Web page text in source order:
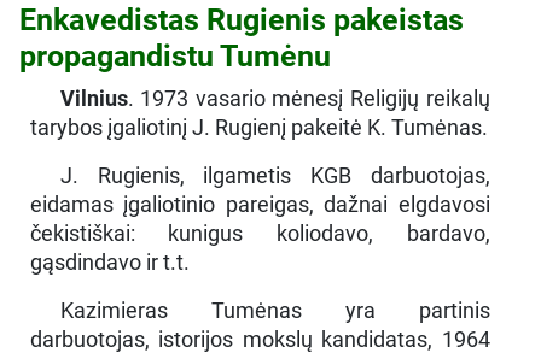
Enkavedistas Rugienis pakeistas
propagandistu Tumėnu
Vilnius. 1973 vasario mėnesį Religijų reikalų
tarybos įgaliotinį J. Rugienį pakeitė K. Tumėnas.
J. Rugienis, ilgametis KGB darbuotojas,
eidamas įgaliotinio pareigas, dažnai elgdavosi
čekistiškai: kunigus koliodavo, bardavo,
gąsdindavo ir t.t.
Kazimieras Tumėnas yra partinis
darbuotojas, istorijos mokslų kandidatas, 1964